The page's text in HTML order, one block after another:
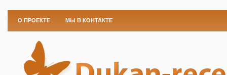
О ПРОЕКТЕ МЫ В КОНТАКТЕ